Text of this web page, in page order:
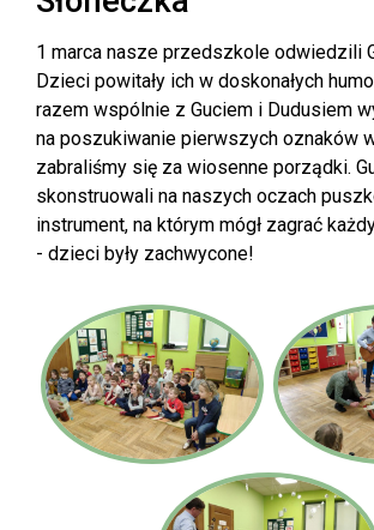
1 marca nasze przedszkole odwiedzili
Dzieci powitały ich w doskonałych
razem wspólnie z Guciem i Dudusiem
na poszukiwanie pierwszych oznaków
zabraliśmy się za wiosenne porządki.
skonstruowali na naszych oczach
instrument, na którym mógł zagrać
- dzieci były zachwycone!